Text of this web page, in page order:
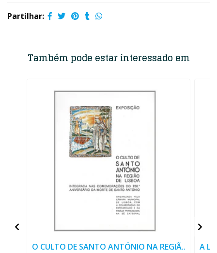
Partilhar:
Também pode estar interessado em
O CULTO DE SANTO ANTÓNIO NA REGIÃ.. A